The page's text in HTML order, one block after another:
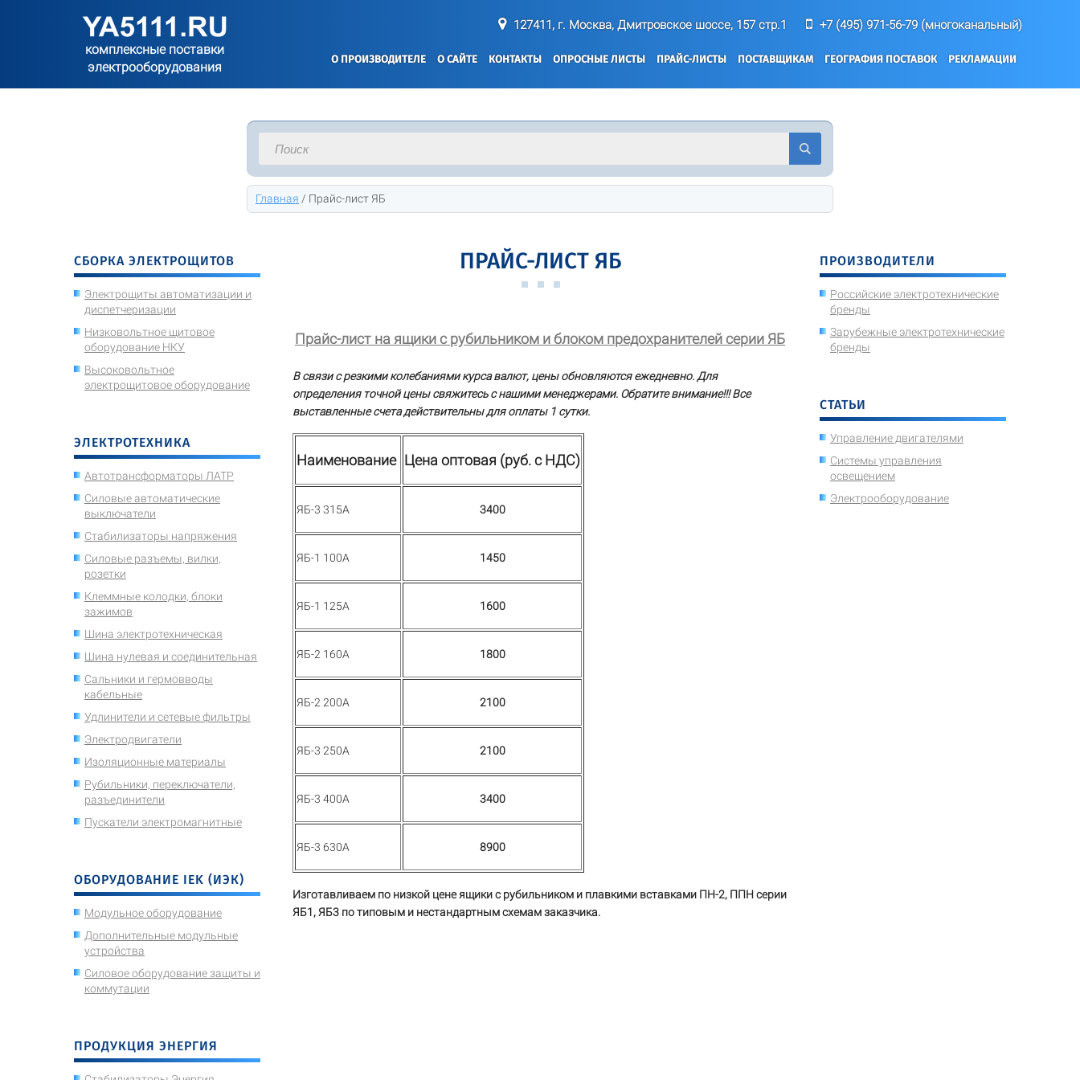
127411, г. Москва, Дмитровское шоссе, 157 стр.1 +7 (495) 971-56-79 (многоканальный)
комплексные поставки
электрооборудования
О ПРОИЗВОДИТЕЛЕ О САЙТЕ КОНТАКТЫ ОПРОСНЫЕ ЛИСТЫ ПРАЙС-ЛИСТЫ ПОСТАВЩИКАМ ГЕОГРАФИЯ ПОСТАВОК РЕКЛАМАЦИИ
Главная / Прайс-лист ЯБ
СБОРКА ЭЛЕКТРОЩИТОВ
Электрощиты автоматизации и
диспетчеризации
Низковольтное щитовое
оборудование НКУ
Высоковольтное
электрощитовое оборудование
ЭЛЕКТРОТЕХНИКА
Автотрансформаторы ЛАТР
Силовые автоматические
выключатели
Стабилизаторы напряжения
Силовые разъемы, вилки,
розетки
Клеммные колодки, блоки
зажимов
Шина электротехническая
Шина нулевая и соединительная
Сальники и гермовводы
кабельные
Удлинители и сетевые фильтры
Электродвигатели
Изоляционные материалы
Рубильники, переключатели,
разъединители
Пускатели электромагнитные
ОБОРУДОВАНИЕ IEK (ИЭК)
Модульное оборудование
Дополнительные модульные
устройства
Силовое оборудование защиты и
коммутации
ПРОДУКЦИЯ ЭНЕРГИЯ
ПРАЙС-ЛИСТ ЯБ
Прайс-лист на ящики с рубильником и блоком предохранителей серии ЯБ
В связи с резкими колебаниями курса валют, цены обновляются ежедневно. Для
определения точной цены свяжитесь с нашими менеджерами. Обратите внимание!!! Все
выставленные счета действительны для оплаты 1 сутки.
Наименование Цена оптовая (руб. с НДС)
ЯБ-3 315А 3400
ЯБ-1 100А 1450
ЯБ-1 125А 1600
ЯБ-2 160А 1800
ЯБ-2 200А 2100
ЯБ-3 250А 2100
ЯБ-3 400А 3400
ЯБ-3 630А 8900
Изготавливаем по низкой цене ящики с рубильником и плавкими вставками ПН-2, ППН серии
ЯБ1, ЯБ3 по типовым и нестандартным схемам заказчика.
ПРОИЗВОДИТЕЛИ
Российские электротехнические
бренды
Зарубежные электротехнические
бренды
СТАТЬИ
Управление двигателями
Системы управления
освещением
Электрооборудование